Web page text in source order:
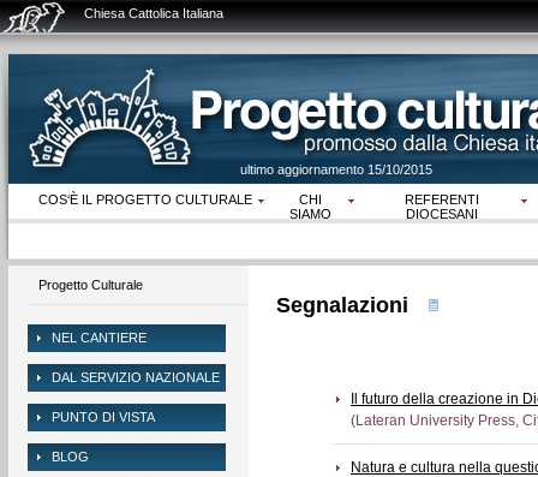
Chiesa Cattolica Italiana
ultimo aggiornamento 15/10/2015
COS‘È IL PROGETTO CULTURALE
CHI
SIAMO
REFERENTI
DIOCESANI
Progetto Culturale
NEL CANTIERE
DAL SERVIZIO NAZIONALE
PUNTO DI VISTA
BLOG
Segnalazioni
Il futuro della creazione in
(Lateran University Press,
Natura e cultura nella